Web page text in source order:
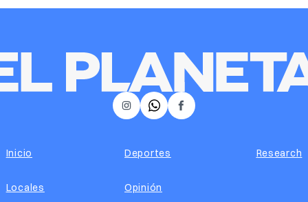
𝕏 Facebook
Instagram
Inicio
Locales
Deportes
Opinión
Research